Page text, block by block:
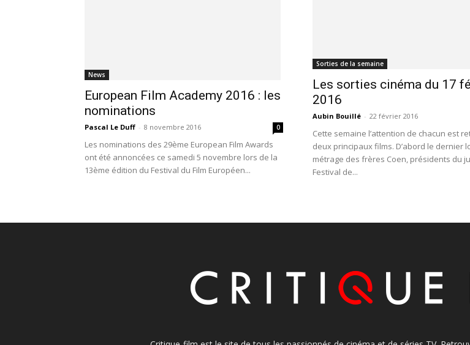
News
European Film Academy 2016 : les
nominations
Pascal Le Duff - 8 novembre 2016 0
Les nominations des 29ème European Film Awards
ont été annoncées ce samedi 5 novembre lors de la
13ème édition du Festival du Film Européen...
Sorties de la semaine
Les sorties cinéma du 17
2016
Aubin Bouillé - 22 février 2016
Cette semaine l’attention de chacun est
deux principaux films. D’abord le dernier
métrage des frères Coen, présidents du
Festival de...